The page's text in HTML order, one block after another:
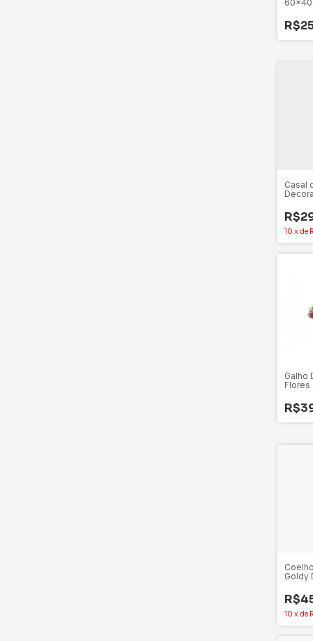
Casal
10 xde
Galho
Flores
Goldy
- 1
10 xde